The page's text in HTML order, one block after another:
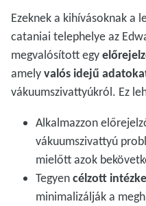
Ezeknek a kihívásoknak a
cataniai telephelye az
megvalósított egy
amelyvalós idejű
vákuumszivattyúkról. Ez
Alkalmazzon
vákuumszivattyú
mielőtt azok
Tegyencélzott
minimalizálják a